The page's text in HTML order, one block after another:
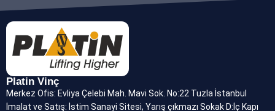
Platin Vinç
Merkez Ofis: Evliya Çelebi Mah. Mavi Sok. No:22 Tuzla İstanbul
İmalat ve Satış: İstim Sanayi Sitesi, Yarış çıkmazı Sokak D:İç Kapı